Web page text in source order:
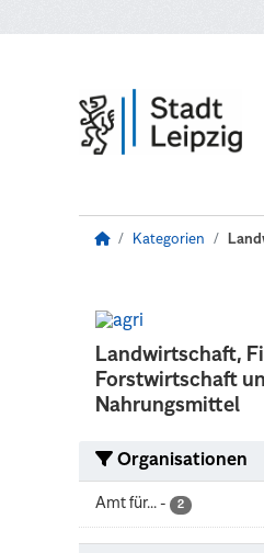
Kategorien
Landwirtschaft,
Forstwirtschaft
Nahrungsmittel
Organisationen
Amt für... - 2